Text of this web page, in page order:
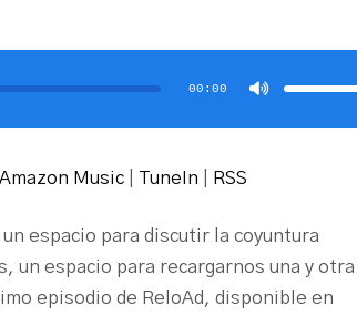
00:00
Utiliza
de
para
Amazon Music TuneIn RSS
espacio para discutir la coyuntura
un espacio para recargarnos una y otra
episodio de ReloAd, disponible en